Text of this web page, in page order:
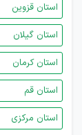
استان قزوین
استان گیلان
استان کرمان
استان قم
استان مرکزی